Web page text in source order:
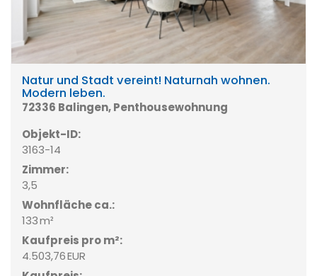
Natur und Stadt vereint! Naturnah wohnen.
Modern leben.
72336 Balingen, Penthousewohnung
Objekt-ID:
3163-14
Zimmer:
3,5
Wohnfläche ca.:
133 m²
Kaufpreis pro m²:
4.503,76 EUR